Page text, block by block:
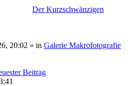
Der Kurzschwänzigen
20:02 » in Galerie Makrofotografie
Beitrag